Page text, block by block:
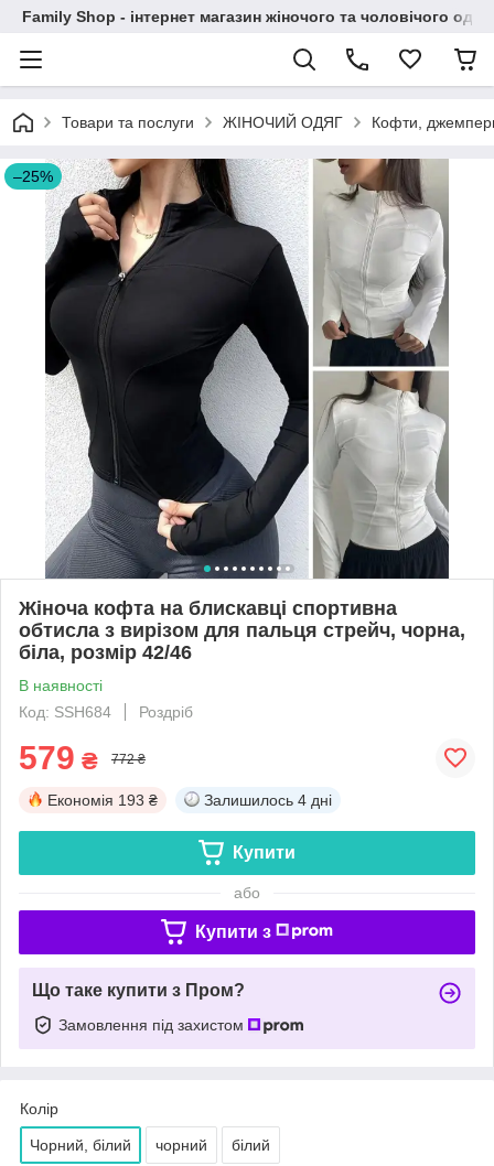
Family Shop - інтернет магазин жіночого та чоловічого
Товари та послуги ЖІНОЧИЙ ОДЯГ Кофти,
–25%
Жіноча кофта на блискавці спортивна
обтисла з вирізом для пальця стрейч, чорна,
біла, розмір 42/46
В наявності
Код: SSH684
Роздріб
579 ₴ 772 ₴
Економія 193 ₴ Залишилось 4 дні
Купити
або
Купити з
Що таке купити з Пром?
Замовлення під захистом
Колір
Чорний, білий чорний білий